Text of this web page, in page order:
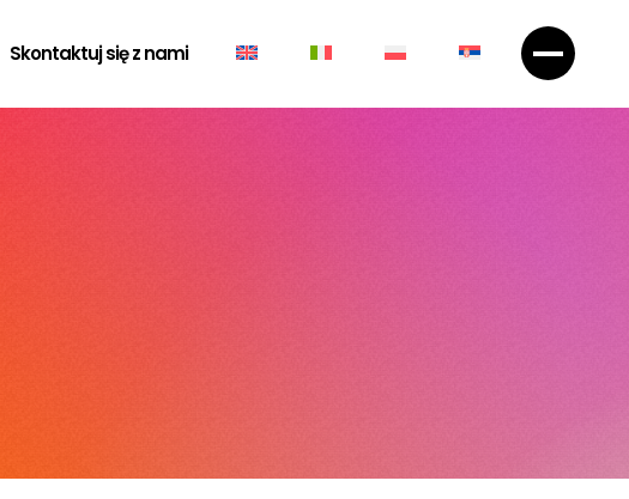
Skontaktuj się z nami